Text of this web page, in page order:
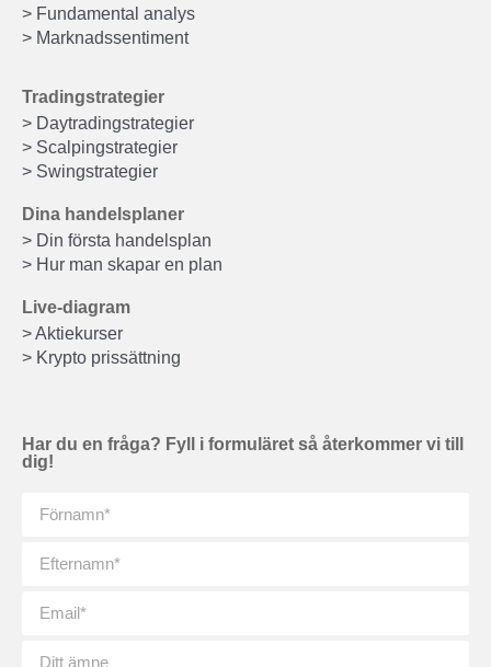
> Fundamental analys
> Marknadssentiment
Tradingstrategier
> Daytradingstrategier
> Scalpingstrategier
> Swingstrategier
Dina handelsplaner
> Din första handelsplan
> Hur man skapar en plan
Live-diagram
> Aktiekurser
> Krypto prissättning
Har du en fråga? Fyll i formuläret så återkommer vi till
dig!